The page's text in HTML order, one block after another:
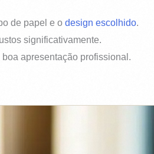
de papel e o design escolhido.
significativamente.
apresentação profissional.